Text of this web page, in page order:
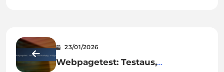
23/01/2026
Webpagetest: Testaus,